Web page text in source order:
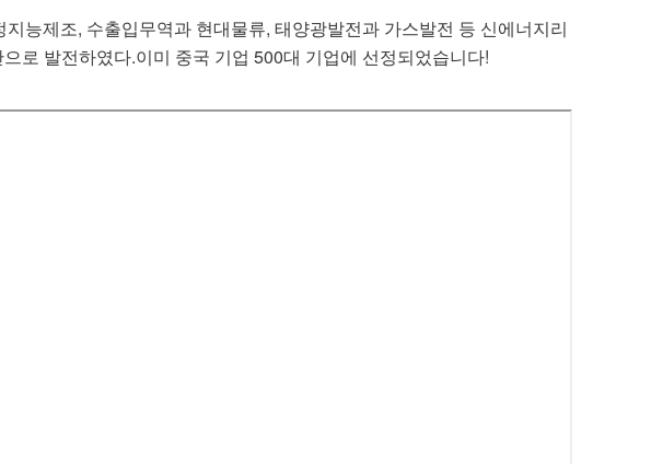
능제조, 수출입무역과 현대물류, 태양광발전과 가스발전 등 신에너지리
로 발전하였다.이미 중국 기업 500대 기업에 선정되었습니다!